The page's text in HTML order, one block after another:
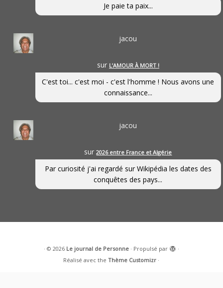
Je paie ta paix...
jacou
sur L’AMOUR À MORT !
C'est toi... c'est moi - c'est l'homme ! Nous avons une
connaissance...
jacou
sur2026 entre France et Algérie
Par curiosité j'ai regardé sur Wikipédia les dates des
conquêtes des pays...
· © 2026 Le journal de Personne· Propulsé par
·
Réalisé avec theThème Customizr ·